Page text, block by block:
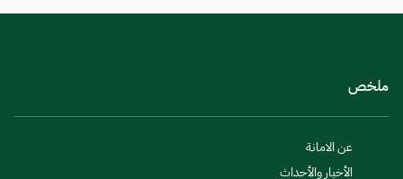
ملخص
عن الامانة
الأخبار والأحداث